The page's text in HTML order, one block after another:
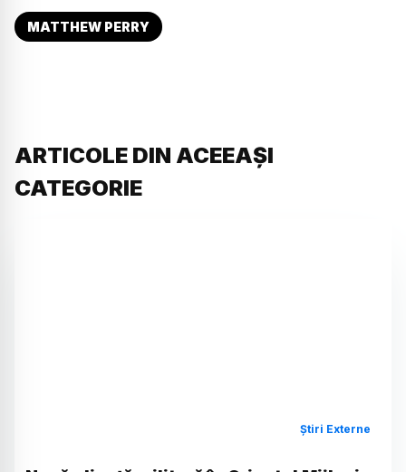
MATTHEW PERRY
ARTICOLE DIN ACEEAȘI
CATEGORIE
Știri Externe